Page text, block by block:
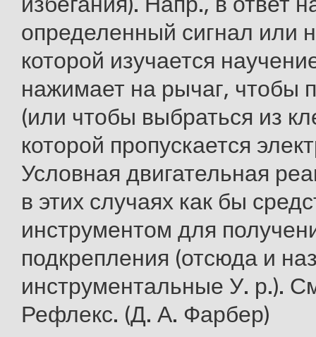
определенный сигнал или
которой изучается
нажимает на рычаг, чтобы
(или чтобы выбраться из
которой пропускается
Условная двигательная
в этих случаях как бы
инструментом для
подкрепления (отсюда и
инструментальные У. р.).
Рефлекс. (Д. А. Фарбер)